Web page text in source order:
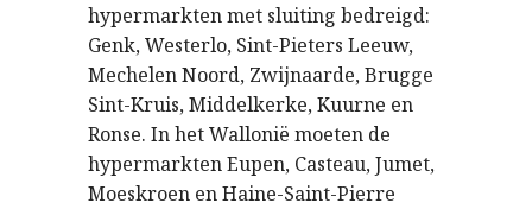
hypermarkten met sluiting bedreigd:
Genk, Westerlo, Sint-Pieters Leeuw,
Mechelen Noord, Zwijnaarde, Brugge
Sint-Kruis, Middelkerke, Kuurne en
Ronse. In het Wallonië moeten de
hypermarkten Eupen, Casteau, Jumet,
Moeskroen en Haine-Saint-Pierre